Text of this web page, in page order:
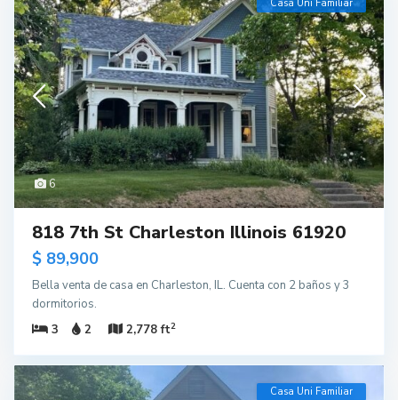
6
Casa Uni Familiar
818 7th St Charleston Illinois 61920
$ 89,900
Bella venta de casa en Charleston, IL. Cuenta con 2 baños y 3
dormitorios.
3
2 2,778 ft2
Casa Uni Familiar